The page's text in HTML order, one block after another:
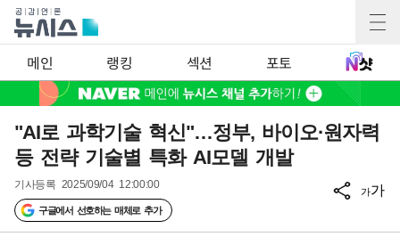
메인 랭킹 섹션 포토
"AI로 과학기술 혁신"…정부, 바이오·원자력
등 전략 기술별 특화 AI모델 개발
기사등록 2025/09/04 12:00:00
구글에서 선호하는 매체로 추가
가가